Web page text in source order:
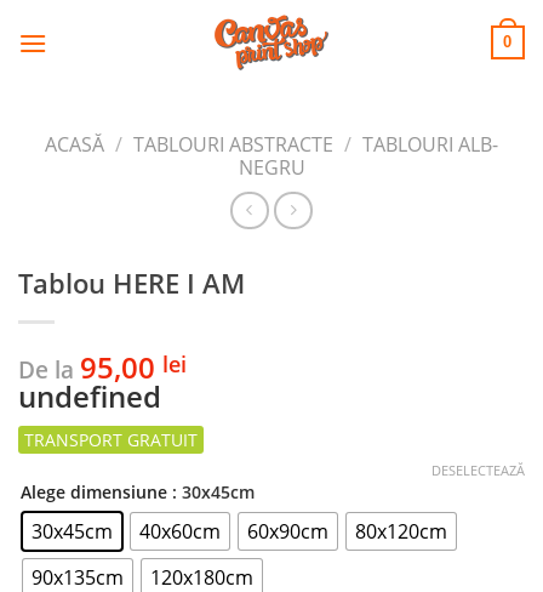
CANVAS
PRINT SHOP 0
ACASĂ / TABLOURI ABSTRACTE / TABLOURI ALB-
NEGRU
Tablou HERE I AM
De la 95,00 lei
undefined
Alege dimensiune : 30x45cm
30x45cm 40x60cm 60x90cm
80x120cm
90x135cm
120x180cm
DESELECTEAZĂ